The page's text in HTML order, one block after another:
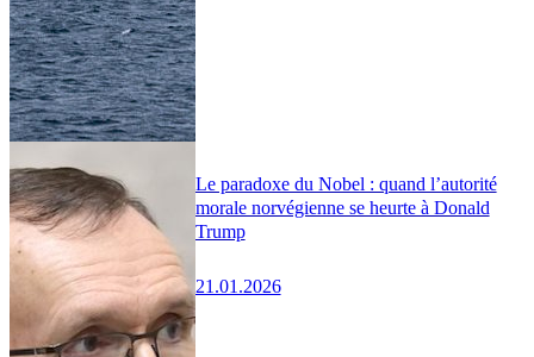
Le paradoxe du Nobel : quand l’autorité
morale norvégienne se heurte à Donald
Trump
21.01.2026